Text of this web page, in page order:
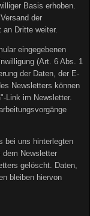
Basis erhoben.
der
Dritte weiter.
eingegebenen
(Art. 6 Abs. 1
der Daten, der E-
Newsletters können
Link im Newsletter.
bei uns hinterlegten
dem Newsletter
gelöscht. Daten,
bleiben hiervon